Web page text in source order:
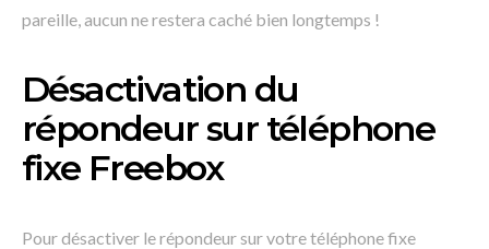
pareille, aucun ne restera caché bien longtemps !
Désactivation du
répondeur sur téléphone
fixe Freebox
Pour désactiver le répondeur sur votre téléphone fixe